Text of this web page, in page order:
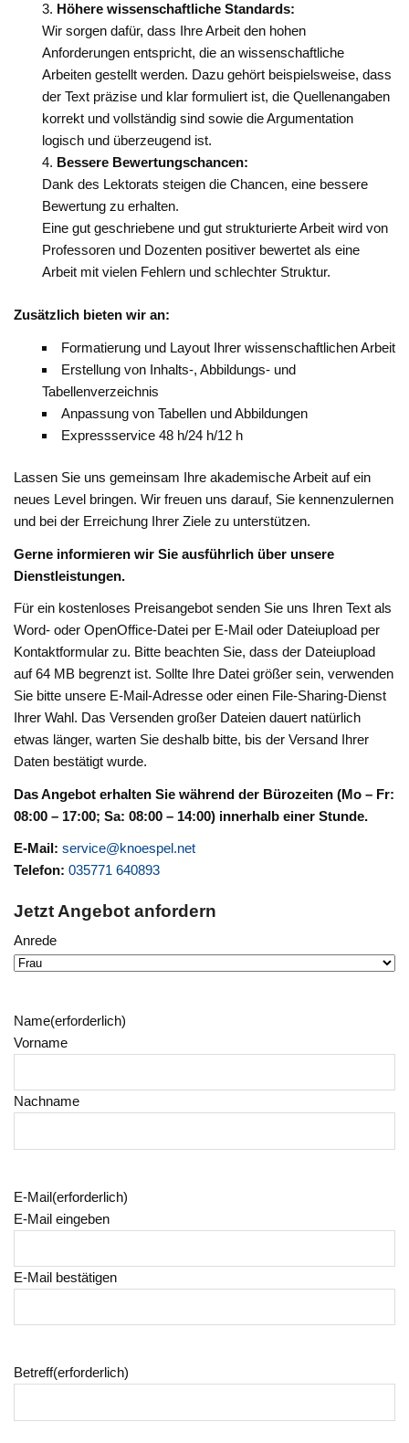
Höhere wissenschaftliche Standards:
Wir sorgen dafür, dass Ihre Arbeit den hohen
Anforderungen entspricht, die an wissenschaftliche
Arbeiten gestellt werden. Dazu gehört beispielsweise, dass
der Text präzise und klar formuliert ist, die Quellenangaben
korrekt und vollständig sind sowie die Argumentation
logisch und überzeugend ist.
Bessere Bewertungschancen:
Dank des Lektorats steigen die Chancen, eine bessere
Bewertung zu erhalten.
Eine gut geschriebene und gut strukturierte Arbeit wird von
Professoren und Dozenten positiver bewertet als eine
Arbeit mit vielen Fehlern und schlechter Struktur.
Zusätzlich bieten wir an:
Formatierung und Layout Ihrer wissenschaftlichen Arbeit
Erstellung von Inhalts-, Abbildungs- und
Tabellenverzeichnis
Anpassung von Tabellen und Abbildungen
Expressservice 48 h/24 h/12 h
Lassen Sie uns gemeinsam Ihre akademische Arbeit auf ein
neues Level bringen. Wir freuen uns darauf, Sie kennenzulernen
und bei der Erreichung Ihrer Ziele zu unterstützen.
Gerne informieren wir Sie ausführlich über unsere
Dienstleistungen.
Für ein kostenloses Preisangebot senden Sie uns Ihren Text als
Word- oder OpenOffice-Datei per E-Mail oder Dateiupload per
Kontaktformular zu. Bitte beachten Sie, dass der Dateiupload
auf 64 MB begrenzt ist. Sollte Ihre Datei größer sein, verwenden
Sie bitte unsere E-Mail-Adresse oder einen File-Sharing-Dienst
Ihrer Wahl. Das Versenden großer Dateien dauert natürlich
etwas länger, warten Sie deshalb bitte, bis der Versand Ihrer
Daten bestätigt wurde.
Das Angebot erhalten Sie während der Bürozeiten (Mo – Fr:
08:00 – 17:00; Sa: 08:00 – 14:00) innerhalb einer Stunde.
E-Mail: service@knoespel.net
Telefon: 035771 640893
Jetzt Angebot anfordern
Anrede
Name(erforderlich)
Vorname
Nachname
E-Mail(erforderlich)
E-Mail eingeben
E-Mail bestätigen
Betreff(erforderlich)